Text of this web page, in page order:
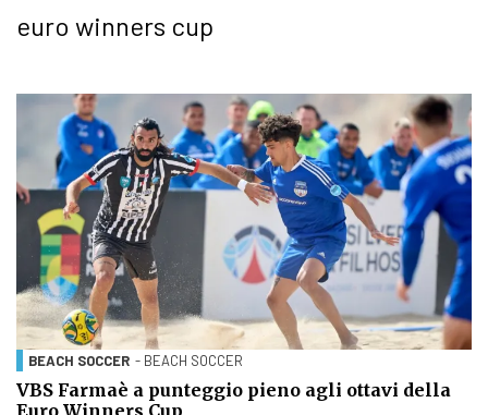
euro winners cup
BEACH SOCCER - BEACH SOCCER
VBS Farmaè a punteggio pieno agli ottavi della